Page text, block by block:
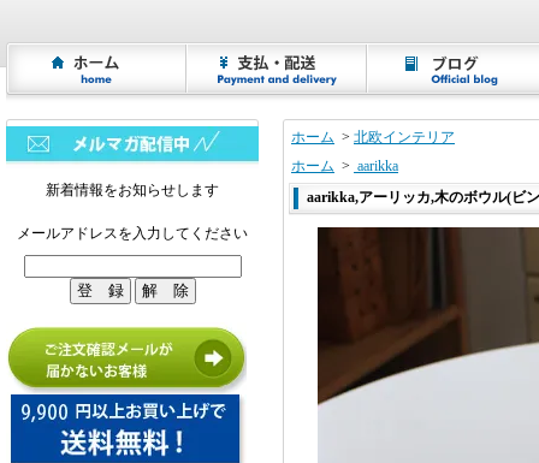
新着情報をお知らせします
メールアドレスを入力してください
ホーム > 北欧インテリア
ホーム > aarikka
aarikka,アーリッカ,木のボウル(ビ